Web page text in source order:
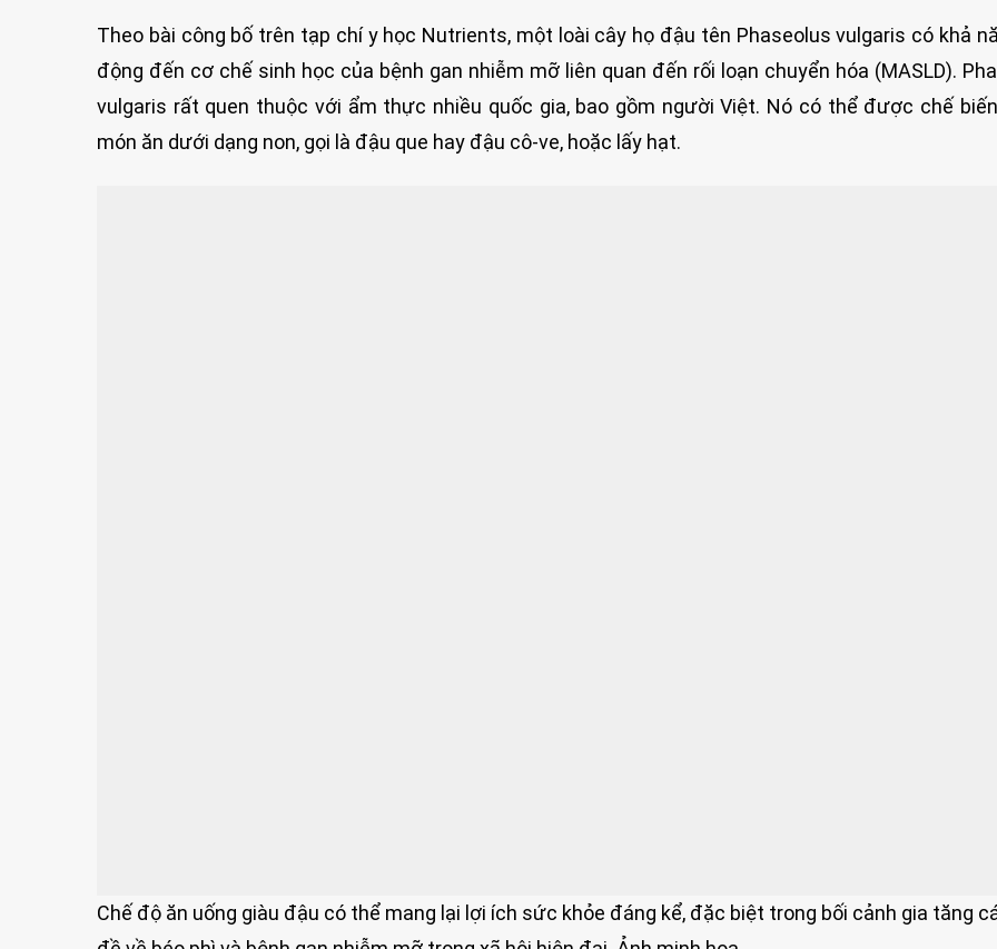
Theo bài công bố trên tạp chí y học Nutrients, một loài cây họ đậu tên Phaseolus vulgaris có khả
động đến cơ chế sinh học của bệnh gan nhiễm mỡ liên quan đến rối loạn chuyển hóa (MASLD).
vulgaris rất quen thuộc với ẩm thực nhiều quốc gia, bao gồm người Việt. Nó có thể được chế
món ăn dưới dạng non, gọi là đậu que hay đậu cô-ve, hoặc lấy hạt.
Chế độ ăn uống giàu đậu có thể mang lại lợi ích sức khỏe đáng kể, đặc biệt trong bối cảnh gia tăng